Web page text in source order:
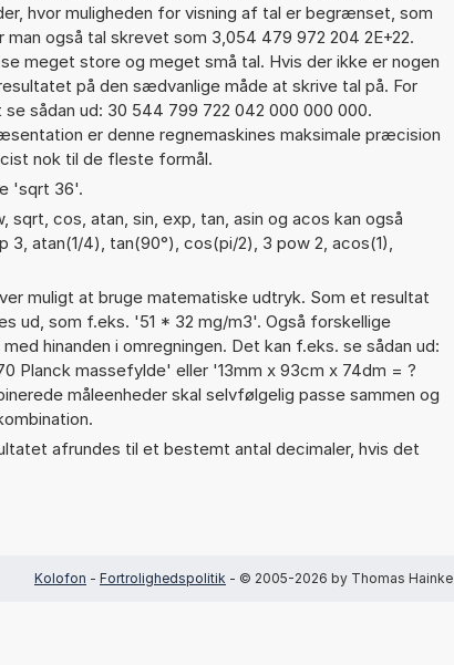
hvor muligheden for visning af tal er begrænset, som
også tal skrevet som 3,054 479 972 204 2E+22.
meget store og meget små tal. Hvis der ikke er nogen
på den sædvanlige måde at skrive tal på. For
sådan ud: 30 544 799 722 042 000 000 000.
er denne regnemaskines maksimale præcision
nok til de fleste formål.
'sqrt 36'.
sqrt, cos, atan, sin, exp, tan, asin og acos kan også
3, atan(1/4), tan(90°), cos(pi/2), 3 pow 2, acos(1),
muligt at bruge matematiske udtryk. Som et resultat
ud, som f.eks. '51 * 32 mg/m3'. Også forskellige
hinanden i omregningen. Det kan f.eks. se sådan ud:
Planck massefylde' eller '13mm x 93cm x 74dm = ?
måleenheder skal selvfølgelig passe sammen og
afrundes til et bestemt antal decimaler, hvis det
Kolofon - Fortrolighedspolitik - © 2005-2026 by Thomas Hainke